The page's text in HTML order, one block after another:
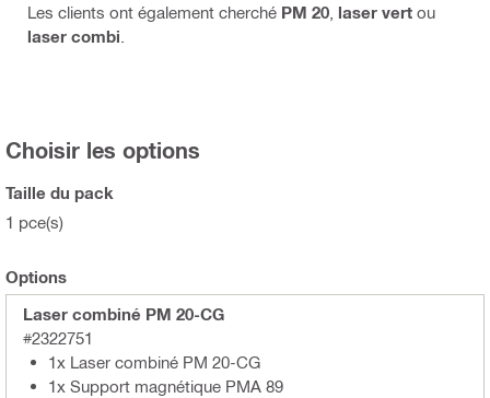
Les clients ont également cherché PM 20 laser vert ou
laser combi
Choisir les options
Taille du pack
1 pce(s)
Options
Laser combiné PM 20-CG
#2322751
1x Laser combiné PM 20-CG
1x Support magnétique PMA 89